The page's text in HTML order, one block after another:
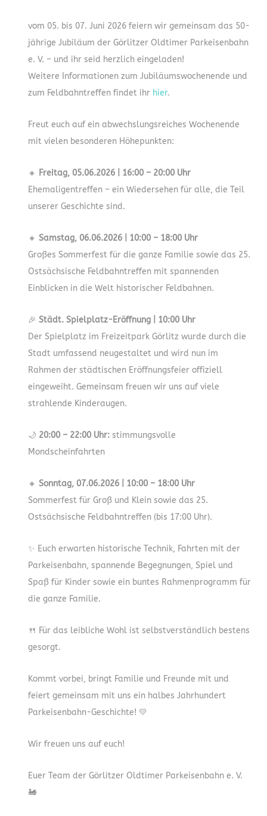
vom 05. bis 07. Juni 2026 feiern wir gemeinsam das 50-
jährige Jubiläum der Görlitzer Oldtimer Parkeisenbahn
e. V. – und ihr seid herzlich eingeladen!
Weitere Informationen zum Jubiläumswochenende und
zum Feldbahntreffen findet ihr hier.
Freut euch auf ein abwechslungsreiches Wochenende
mit vielen besonderen Höhepunkten:
🔸 Freitag, 05.06.2026 | 16:00 – 20:00 Uhr
Ehemaligentreffen – ein Wiedersehen für alle, die Teil
unserer Geschichte sind.
🔸 Samstag, 06.06.2026 | 10:00 – 18:00 Uhr
Großes Sommerfest für die ganze Familie sowie das 25.
Ostsächsische Feldbahntreffen mit spannenden
Einblicken in die Welt historischer Feldbahnen.
🎉 Städt. Spielplatz-Eröffnung | 10:00 Uhr
Der Spielplatz im Freizeitpark Görlitz wurde durch die
Stadt umfassend neugestaltet und wird nun im
Rahmen der städtischen Eröffnungsfeier offiziell
eingeweiht. Gemeinsam freuen wir uns auf viele
strahlende Kinderaugen.
🌙 20:00 – 22:00 Uhr: stimmungsvolle
Mondscheinfahrten
🔸 Sonntag, 07.06.2026 | 10:00 – 18:00 Uhr
Sommerfest für Groß und Klein sowie das 25.
Ostsächsische Feldbahntreffen (bis 17:00 Uhr).
✨ Euch erwarten historische Technik, Fahrten mit der
Parkeisenbahn, spannende Begegnungen, Spiel und
Spaß für Kinder sowie ein buntes Rahmenprogramm für
die ganze Familie.
🍴 Für das leibliche Wohl ist selbstverständlich bestens
gesorgt.
Kommt vorbei, bringt Familie und Freunde mit und
feiert gemeinsam mit uns ein halbes Jahrhundert
Parkeisenbahn-Geschichte! 💛
Wir freuen uns auf euch!
Euer Team der Görlitzer Oldtimer Parkeisenbahn e. V.
🚂